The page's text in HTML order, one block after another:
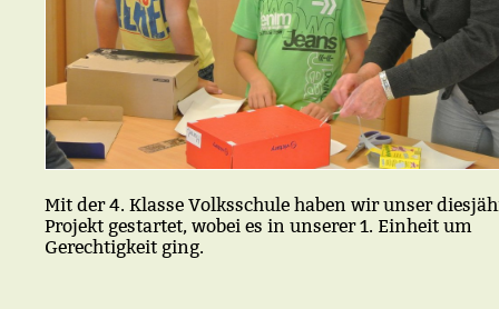
Mit der 4. Klasse Volksschule haben wir unser
Projekt gestartet, wobei es in unserer 1. Einheit um
Gerechtigkeit ging.